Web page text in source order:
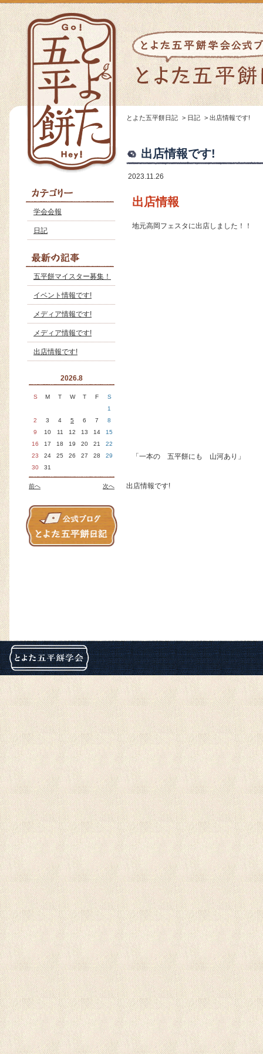
学会会報
日記
五平餅マイスター募集！
イベント情報です!
メディア情報です!
メディア情報です!
出店情報です!
2026.8
S M T W T F
S
1
2
3 4 5 6 7
8
9
10 11 12 13 14
15
16
17 18 19 20 21
22
23
24 25 26 27 28
29
30
31
次へ
前へ
とよた五平餅日記 > 日記 > 出店情報です!
出店情報です!
2023.11.26
出店情報
地元高岡フェスタに出店しました！！
「一本の 五平餅にも 山河あり」
出店情報です!